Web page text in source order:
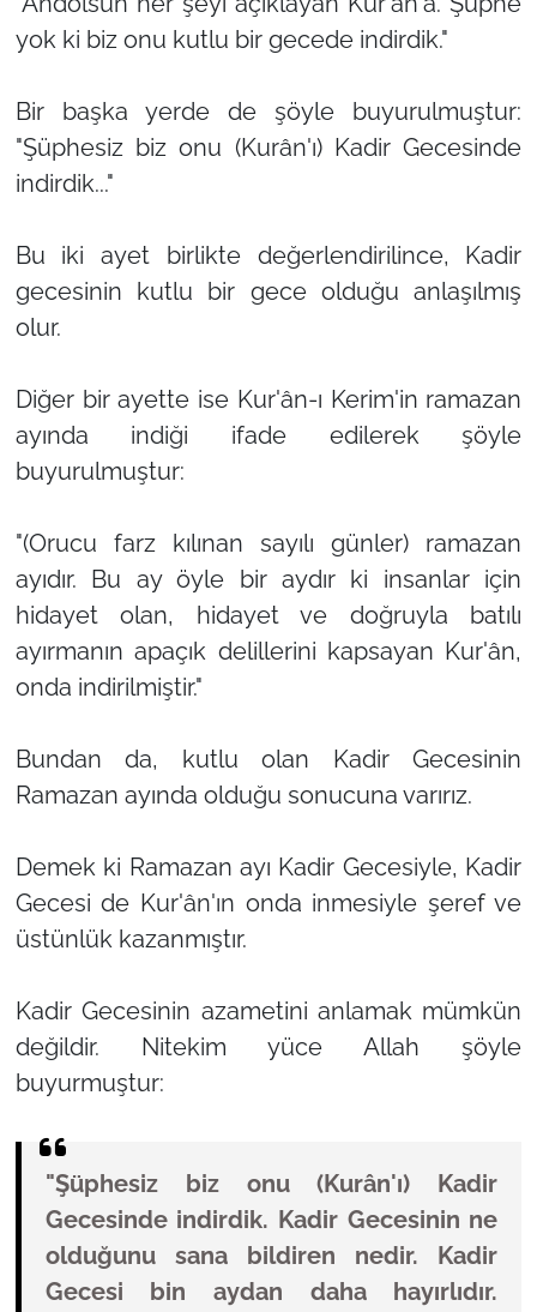
yok ki biz onu kutlu bir gecede indirdik."
Bir başka yerde de şöyle buyurulmuştur:
"Şüphesiz biz onu (Kurân'ı) Kadir Gecesinde
indirdik..."
Bu iki ayet birlikte değerlendirilince, Kadir
gecesinin kutlu bir gece olduğu anlaşılmış
olur.
Diğer bir ayette ise Kur'ân-ı Kerim'in ramazan
ayında indiği ifade edilerek şöyle
buyurulmuştur:
"(Orucu farz kılınan sayılı günler) ramazan
ayıdır. Bu ay öyle bir aydır ki insanlar için
hidayet olan, hidayet ve doğruyla batılı
ayırmanın apaçık delillerini kapsayan Kur'ân,
onda indirilmiştir."
Bundan da, kutlu olan Kadir Gecesinin
Ramazan ayında olduğu sonucuna varırız.
Demek ki Ramazan ayı Kadir Gecesiyle, Kadir
Gecesi de Kur'ân'ın onda inmesiyle şeref ve
üstünlük kazanmıştır.
Kadir Gecesinin azametini anlamak mümkün
değildir. Nitekim yüce Allah şöyle
buyurmuştur:
"Şüphesiz biz onu (Kurân'ı) Kadir
Gecesinde indirdik. Kadir Gecesinin ne
olduğunu sana bildiren nedir. Kadir
Gecesi bin aydan daha hayırlıdır.